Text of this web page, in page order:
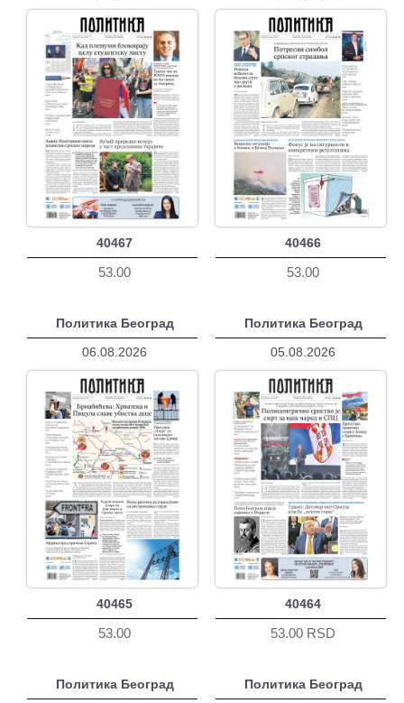
40467
53.00
40466
53.00
Политика Београд
06.08.2026
40465
53.00
Политика Београд
05.08.2026
40464
53.00 RSD
Политика Београд
Политика Београд